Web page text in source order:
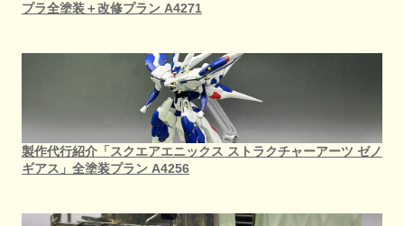
プラ全塗装＋改修プラン A4271
製作代行紹介「スクエアエニックス ストラクチャーアーツ ゼノ
ギアス」全塗装プラン A4256